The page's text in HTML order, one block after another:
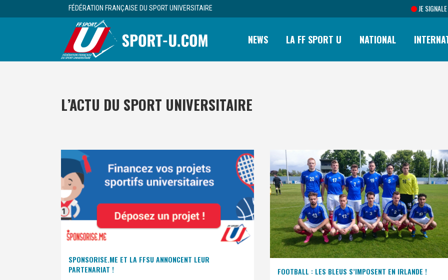
FÉDÉRATION FRANÇAISE DU SPORT UNIVERSITAIRE JE SIGNALE
NEWS LA FF SPORT U NATIONAL
L’ACTU DU SPORT UNIVERSITAIRE
SPONSORISE.ME ET LA FFSU ANNONCENT LEUR
PARTENARIAT !
FOOTBALL : LES BLEUS S’IMPOSENT EN IRLANDE !